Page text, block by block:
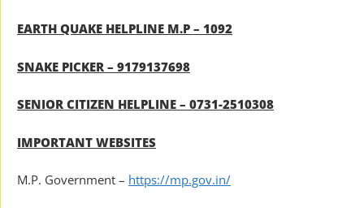
EARTH QUAKE HELPLINE M.P – 1092
SNAKE PICKER – 9179137698
SENIOR CITIZEN HELPLINE – 0731-2510308
IMPORTANT WEBSITES
M.P. Government – https://mp.gov.in/